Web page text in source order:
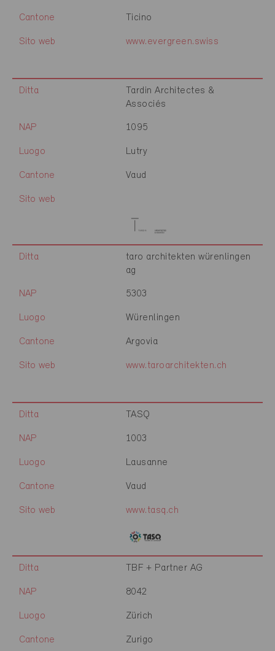
Cantone Ticino
Sito web www.evergreen.swiss
Ditta
Tardin Architectes &
Associés
NAP 1095
Luogo Lutry
Cantone Vaud
Sito web
Ditta
taro architekten würenlingen
ag
NAP 5303
Luogo Würenlingen
Cantone Argovia
Sito web www.taroarchitekten.ch
Ditta TASQ
NAP 1003
Luogo Lausanne
Cantone Vaud
Sito web www.tasq.ch
Ditta TBF + Partner AG
NAP 8042
Luogo Zürich
Cantone Zurigo